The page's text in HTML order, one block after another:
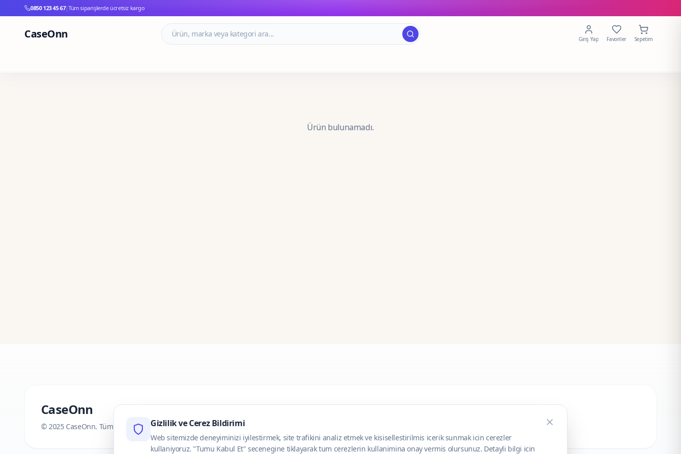
0850 123 45 67|Tüm siparişlerde ücretsiz kargo
CaseOnn Giriş Yap Favoriler Sepetim
Ürün bulunamadı.
CaseOnn
© 2025 CaseOnn. Tüm hakları saklıdır.Gizlilik ve Cerez Bildirimi
Web sitemizde deneyiminizi iyilestirmek, site trafikini analiz etmek ve kisisellestirilmis icerik sunmak icin cerezler
kullaniyoruz. "Tumu Kabul Et" secenegine tiklayarak tum cerezlerin kullanimina onay vermis olursunuz. Detayli bilgi icin